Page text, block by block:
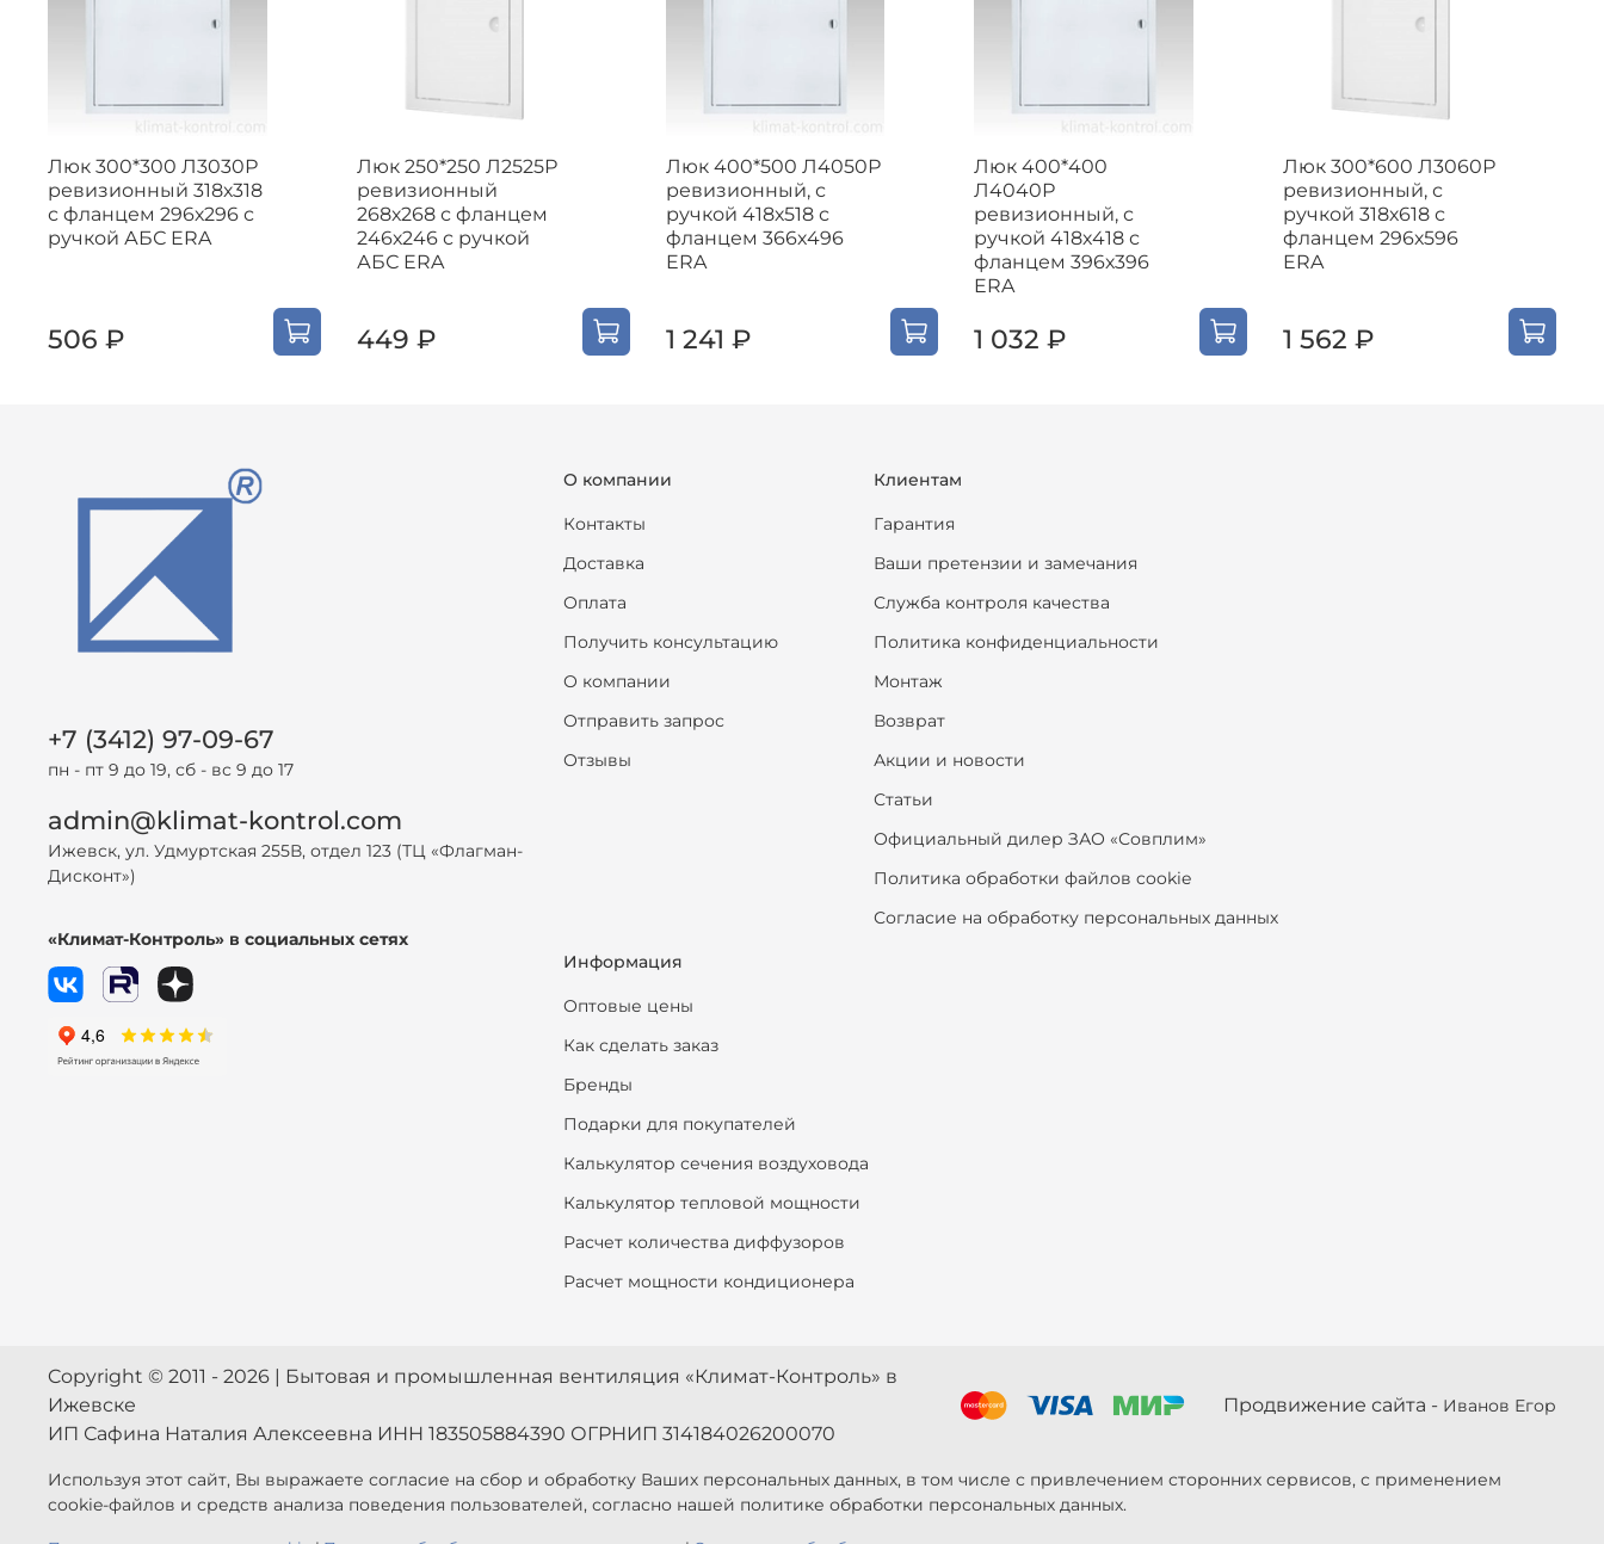
Люк 300*300 Л3030Р
ревизионный 318х318
с фланцем 296х296 с
ручкой АБС ERA
506 ₽
Люк 250*250 Л2525Р
ревизионный
268х268 с фланцем
246х246 с ручкой
АБС ERA
449 ₽
Люк 400*500 Л4050Р
ревизионный, с
ручкой 418х518 с
фланцем 366х496
ERA
1 241 ₽
Люк 400*400
Л4040Р
ревизионный, с
ручкой 418х418 с
фланцем 396х396
ERA
1 032 ₽
Люк 300*600 Л3060Р
ревизионный, с
ручкой 318х618 с
фланцем 296х596
ERA
1 562 ₽
О компании
Контакты
Доставка
Оплата
Получить консультацию
О компании
Отправить запрос
Отзывы
Клиентам
Гарантия
Ваши претензии и замечания
Служба контроля качества
Политика конфиденциальности
Монтаж
Возврат
Акции и новости
Статьи
Официальный дилер ЗАО «Совплим»
Политика обработки файлов cookie
Согласие на обработку персональных данных
Информация
Оптовые цены
Как сделать заказ
Бренды
Подарки для покупателей
Калькулятор сечения воздуховода
Калькулятор тепловой мощности
Расчет количества диффузоров
Расчет мощности кондиционера
+7 (3412) 97-09-67
пн - пт 9 до 19, сб - вс 9 до 17
admin@klimat-kontrol.com
Ижевск, ул. Удмуртская 255В, отдел 123 (ТЦ «Флагман-
Дисконт»)
«Климат-Контроль» в социальных сетях
Copyright © 2011 - 2026 | Бытовая и промышленная вентиляция «Климат-Контроль» в
Ижевске
ИП Сафина Наталия Алексеевна ИНН 183505884390 ОГРНИП 314184026200070
Продвижение сайта - Иванов Егор
Используя этот сайт, Вы выражаете согласие на сбор и обработку Ваших персональных данных, в том числе с привлечением сторонних сервисов, с применением
cookie-файлов и средств анализа поведения пользователей, согласно нашей политике обработки персональных данных.